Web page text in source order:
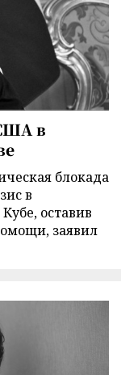
в
блокада
в
оставив
заявил